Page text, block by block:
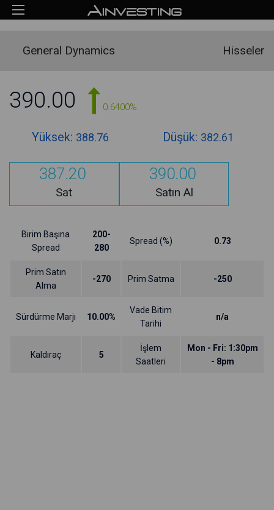
General Dynamics Hisseler
390.00 0.6400%
Yüksek: 388.76 Düşük: 382.61
387.20
Sat
390.00
Satın Al
Birim Başına
Spread
200-
280
Spread (%) 0.73
Prim Satın
Alma
-270 Prim Satma -250
Sürdürme Marjı 10.00%
Vade Bitim
Tarihi
n/a
Kaldıraç 5
İşlem
Saatleri
Mon - Fri: 1:30pm
- 8pm